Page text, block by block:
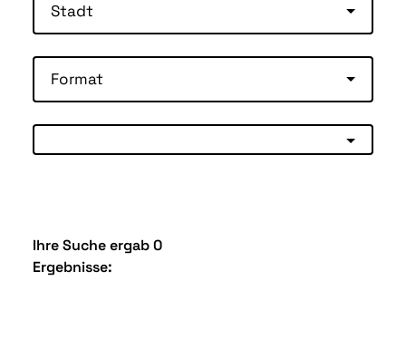
Stadt
Format
Ihre Suche ergab 0
Ergebnisse: